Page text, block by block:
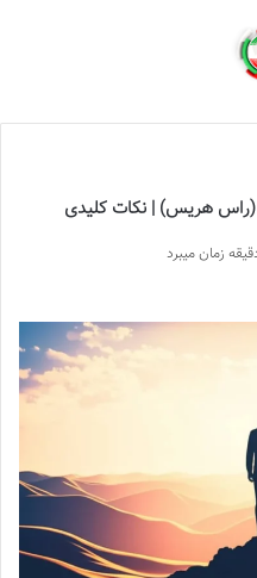
(راس هریس) | نکات کلیدی